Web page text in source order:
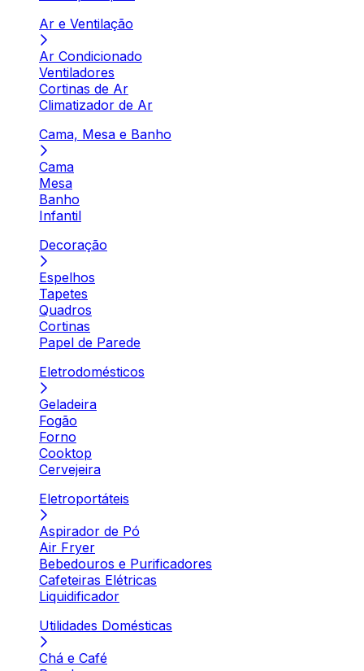
Ar e Ventilação
Ar Condicionado
Ventiladores
Cortinas de Ar
Climatizador de Ar
Cama, Mesa e Banho
Cama
Mesa
Banho
Infantil
Decoração
Espelhos
Tapetes
Quadros
Cortinas
Papel de Parede
Eletrodomésticos
Geladeira
Fogão
Forno
Cooktop
Cervejeira
Eletroportáteis
Aspirador de Pó
Air Fryer
Bebedouros e Purificadores
Cafeteiras Elétricas
Liquidificador
Utilidades Domésticas
Chá e Café